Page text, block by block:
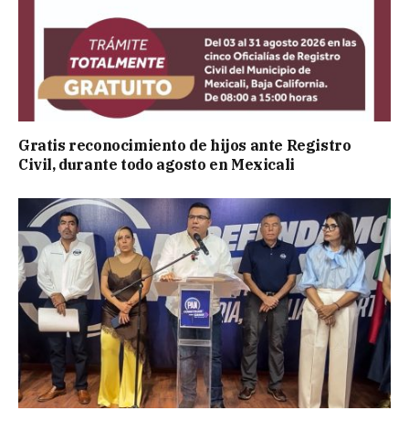
Gratis reconocimiento de hijos ante Registro
Civil, durante todo agosto en Mexicali